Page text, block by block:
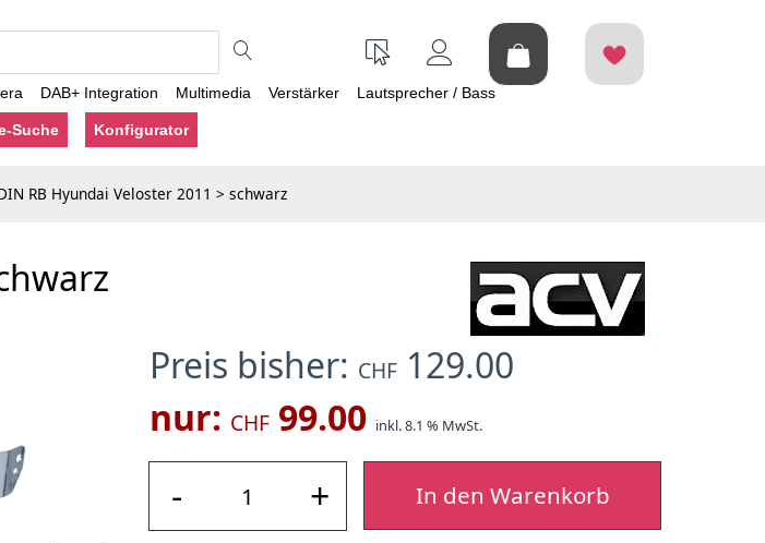
DAB+ Integration Multimedia Verstärker Lautsprecher / Bass
Suche Konfigurator
RB Hyundai Veloster 2011 > schwarz
Preis bisher: CHF129.00
nur: CHF99.00 inkl. 8.1 % MwSt.
- + In den Warenkorb